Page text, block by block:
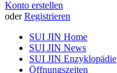
Konto erstellen
oder Registrieren
SUI JIN Home
SUI JIN News
SUI JIN Enzyklopädie
Öffnungszeiten